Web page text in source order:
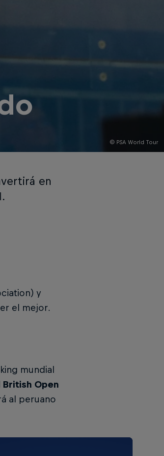
© PSA World Tour
en
y
el mejor.
mundial
British Open
al peruano